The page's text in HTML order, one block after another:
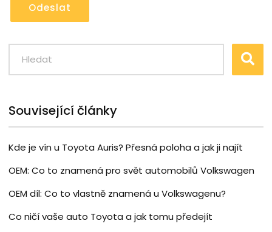
Odeslat
Související články
Kde je vín u Toyota Auris? Přesná poloha a jak ji najít
OEM: Co to znamená pro svět automobilů Volkswagen
OEM díl: Co to vlastně znamená u Volkswagenu?
Co ničí vaše auto Toyota a jak tomu předejít